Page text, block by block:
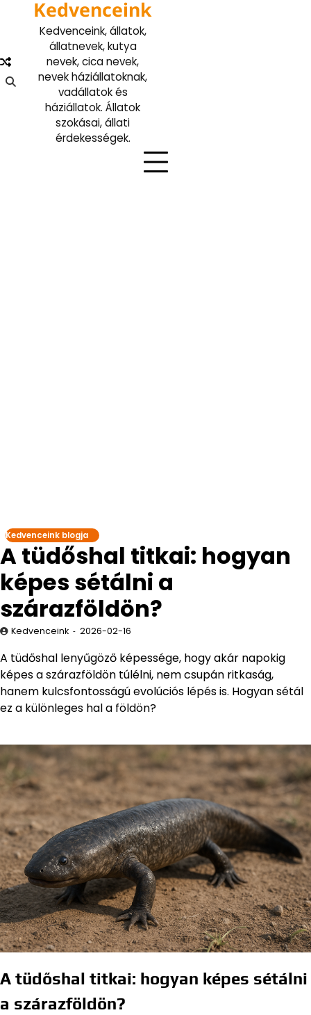
Kedvenceink
Kedvenceink, állatok,
állatnevek, kutya
nevek, cica nevek,
nevek háziállatoknak,
vadállatok és
háziállatok. Állatok
szokásai, állati
érdekességek.
Kedvenceink blogja
A tüdőshal titkai: hogyan
képes sétálni a
szárazföldön?
Kedvenceink 2026-02-16
A tüdőshal lenyűgöző képessége, hogy akár napokig
képes a szárazföldön túlélni, nem csupán ritkaság,
hanem kulcsfontosságú evolúciós lépés is. Hogyan sétál
ez a különleges hal a földön?
A tüdőshal titkai: hogyan képes sétálni
a szárazföldön?